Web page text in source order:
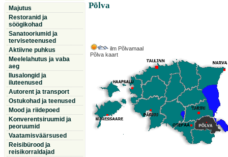
Majutus
Restoranid ja
söögikohad
Sanatooriumid ja
terviseteenused
Aktiivne puhkus
Meelelahutus ja vaba
aeg
Ilusalongid ja
iluteenused
Autorent ja transport
Ostukohad ja teenused
Mood ja riidepoed
Konverentsiruumid ja
peoruumid
Vaatamisväärsused
Reisibürood ja
reisikorraldajad
Põlva
ilm Põlvamaal
Põlva kaart